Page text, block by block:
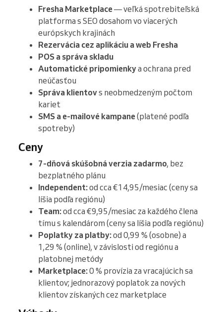
Fresha Marketplace— veľká spotrebiteľská
platforma s SEO dosahom vo viacerých
európskych krajinách
Rezervácia cez aplikáciu a web Fresha
POS a správa skladu
Automatické pripomienkya ochrana pred
neúčasťou
Správa klientovs neobmedzeným počtom
kariet
SMS a e-mailové kampane(platené podľa
spotreby)
Ceny
7-dňová skúšobná verzia zadarmo, bez
bezplatného plánu
Independent:od cca €14,95/mesiac (ceny sa
líšia podľa regiónu)
Team:od cca €9,95/mesiac za každého člena
tímu s kalendárom (ceny sa líšia podľa regiónu)
Poplatky za platby:od 0,99 % (osobne) a
1,29 % (online), v závislosti od regiónu a
platobnej metódy
Marketplace:0 % provízia za vracajúcich sa
klientov; jednorazový poplatok za nových
klientov získaných cez marketplace